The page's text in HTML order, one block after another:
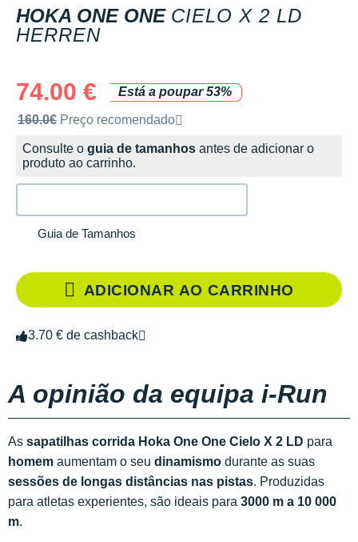
HOKA ONE ONE CIELO X 2 LD
HERREN
74.00 €
Está a poupar 53%
Preço de venda recomendado pela marca
160.0€ Preço recomendado
Consulte o guia de tamanhos antes de adicionar o
produto ao carrinho.
Guia de Tamanhos
ADICIONAR AO CARRINHO
3.70 € de cashback
A opinião da equipa i-Run
As sapatilhas corrida Hoka One One Cielo X 2 LD para
homem aumentam o seu dinamismo durante as suas
sessões de longas distâncias nas pistas. Produzidas
para atletas experientes, são ideais para 3000 m a 10 000
m.